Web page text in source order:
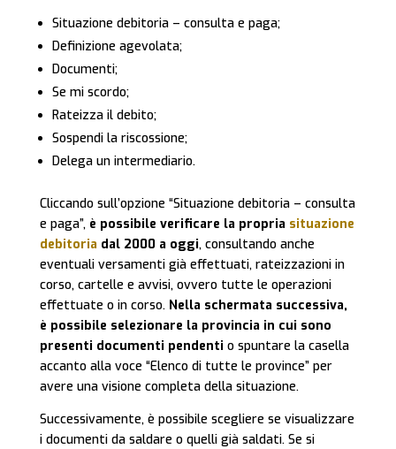
Situazione debitoria – consulta e paga;
Definizione agevolata;
Documenti;
Se mi scordo;
Rateizza il debito;
Sospendi la riscossione;
Delega un intermediario.
Cliccando sull’opzione “Situazione debitoria – consulta
e paga”, è possibile verificare la propria situazione
debitoria dal 2000 a oggi, consultando anche
eventuali versamenti già effettuati, rateizzazioni in
corso, cartelle e avvisi, ovvero tutte le operazioni
effettuate o in corso. Nella schermata successiva,
è possibile selezionare la provincia in cui sono
presenti documenti pendenti o spuntare la casella
accanto alla voce “Elenco di tutte le province” per
avere una visione completa della situazione.
Successivamente, è possibile scegliere se visualizzare
i documenti da saldare o quelli già saldati. Se si